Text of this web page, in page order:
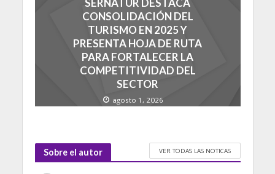
SERNATUR DESTACA
CONSOLIDACIÓN DEL
TURISMO EN 2025 Y
PRESENTA HOJA DE RUTA
PARA FORTALECER LA
COMPETITIVIDAD DEL
SECTOR
agosto 1, 2026
Sobre el autor VER TODAS LAS NOTICAS